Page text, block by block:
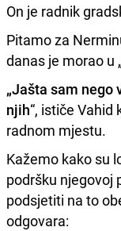
On je radnik
Pitamo za
danas je morao u
„Jašta sam nego
njih“, ističe
radnom mjestu.
Kažemo kako su
podršku njegovoj
podsjetiti na to
odgovara: